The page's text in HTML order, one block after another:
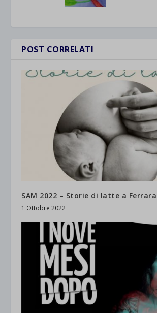
POST CORRELATI
SAM 2022 – Storie di latte a Ferrara
1 Ottobre 2022